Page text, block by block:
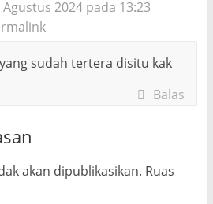
Agustus 2024 pada 13:23
sudah tertera disitu kak
Balas
akan dipublikasikan. Ruas